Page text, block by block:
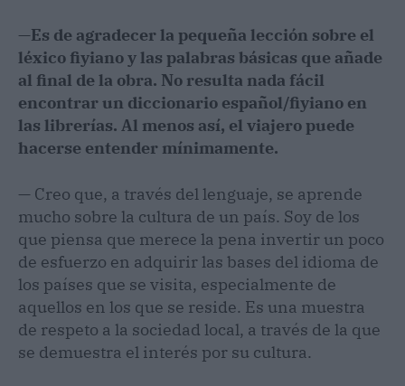
—Es de agradecer la pequeña lección sobre el
léxico fiyiano y las palabras básicas que añade
al final de la obra. No resulta nada fácil
encontrar un diccionario español/fiyiano en
las librerías. Al menos así, el viajero puede
hacerse entender mínimamente.
— Creo que, a través del lenguaje, se aprende
mucho sobre la cultura de un país. Soy de los
que piensa que merece la pena invertir un poco
de esfuerzo en adquirir las bases del idioma de
los países que se visita, especialmente de
aquellos en los que se reside. Es una muestra
de respeto a la sociedad local, a través de la que
se demuestra el interés por su cultura.